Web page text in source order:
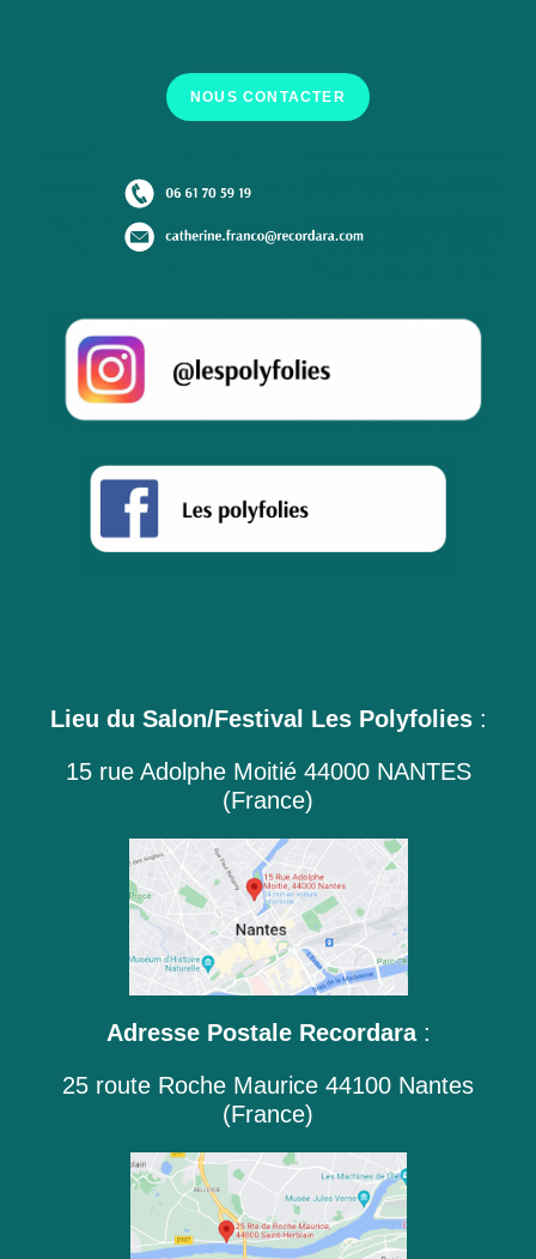
NOUS CONTACTER
Lieu du Salon/Festival Les Polyfolies:
15 rue Adolphe Moitié 44000 NANTES
(France)
Adresse Postale Recordara:
25 route Roche Maurice 44100 Nantes
(France)